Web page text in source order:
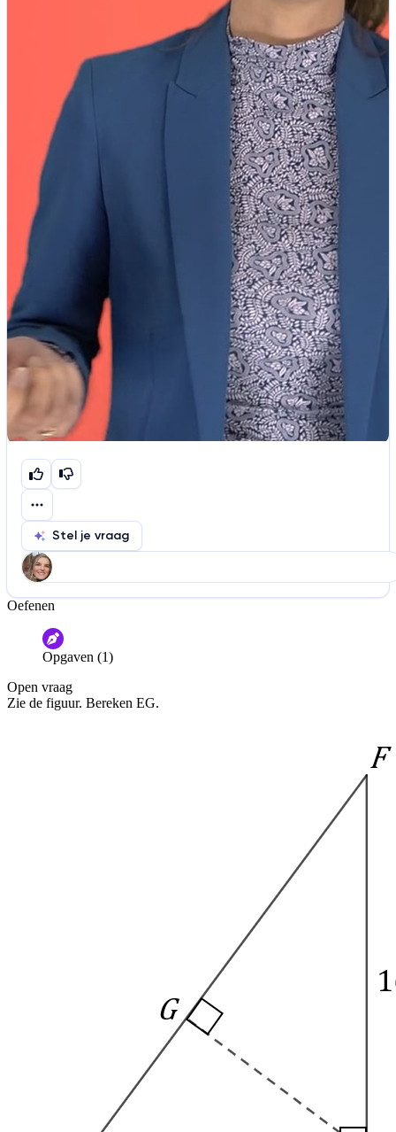
Stel je vraag
Help ons de video te verbeteren
De audio is slecht
Informatie is onjuist
De docent is te langdradig
Oefenen
Opgaven (1)
Open vraag
Zie de figuur. Bereken EG.